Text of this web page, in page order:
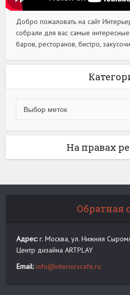
Добро пожаловать на сайт
собрали для вас самые
баров, ресторанов, бистро,
На правах
Обратная
Адрес:г. Москва, ул. Нижняя
Центр дизайна ARTPLAY
Email: info@interiorscafe.ru